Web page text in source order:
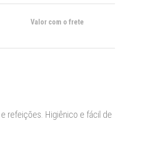
Valor com o frete
refeições. Higiênico e fácil de